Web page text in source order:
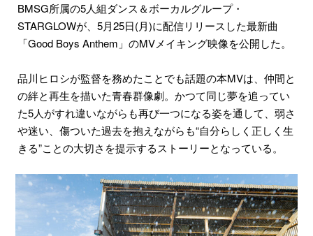
BMSG所属の5人組ダンス＆ボーカルグループ・
STARGLOWが、5月25日(月)に配信リリースした最新曲
「Good Boys Anthem」のMVメイキング映像を公開した。
品川ヒロシが監督を務めたことでも話題の本MVは、仲間と
の絆と再生を描いた青春群像劇。かつて同じ夢を追ってい
た5人がすれ違いながらも再び一つになる姿を通して、弱さ
や迷い、傷ついた過去を抱えながらも“自分らしく正しく生
きる”ことの大切さを提示するストーリーとなっている。